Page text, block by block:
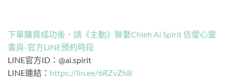
下單購買成功後，請《主動》聯繫Chieh Ai Spirit 佶僾心靈
書房-官方LINE預約時段
LINE官方ID：@ai.spirit
LINE連結： https://lin.ee/6RZvZhB